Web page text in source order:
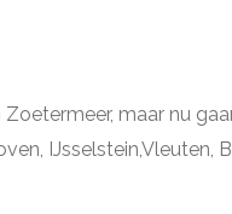
maar nu